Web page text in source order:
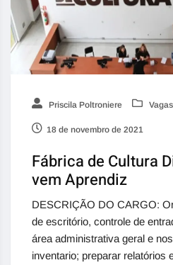
Priscila Poltroniere Vagas
18 de novembro de 2021
Fábrica de Cultura
vem Aprendiz
DESCRIÇÃO DO CARGO:
de escritório, controle de
área administrativa geral e
inventario; preparar relatórios